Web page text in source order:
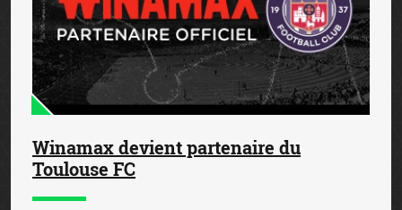
Winamax devient partenaire du
Toulouse FC